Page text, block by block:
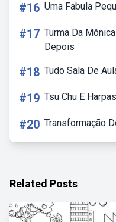
#16 Uma Fabula
#17 Turma Da
Depois
#18 Tudo Sala De
#19 Tsu Chu E
#20 Transformação
Related Posts